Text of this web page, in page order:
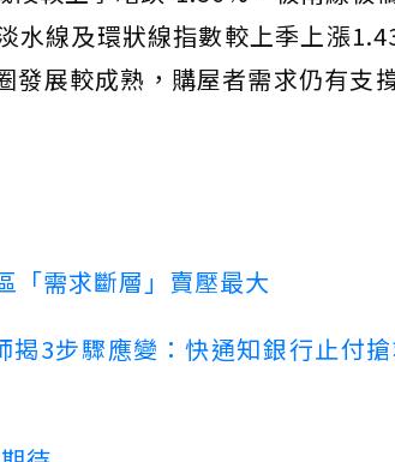
水線及環狀線指數較上季上漲
發展較成熟，購屋者需求仍有支
「需求斷層」賣壓最大
3步驟應變：快通知銀行止付